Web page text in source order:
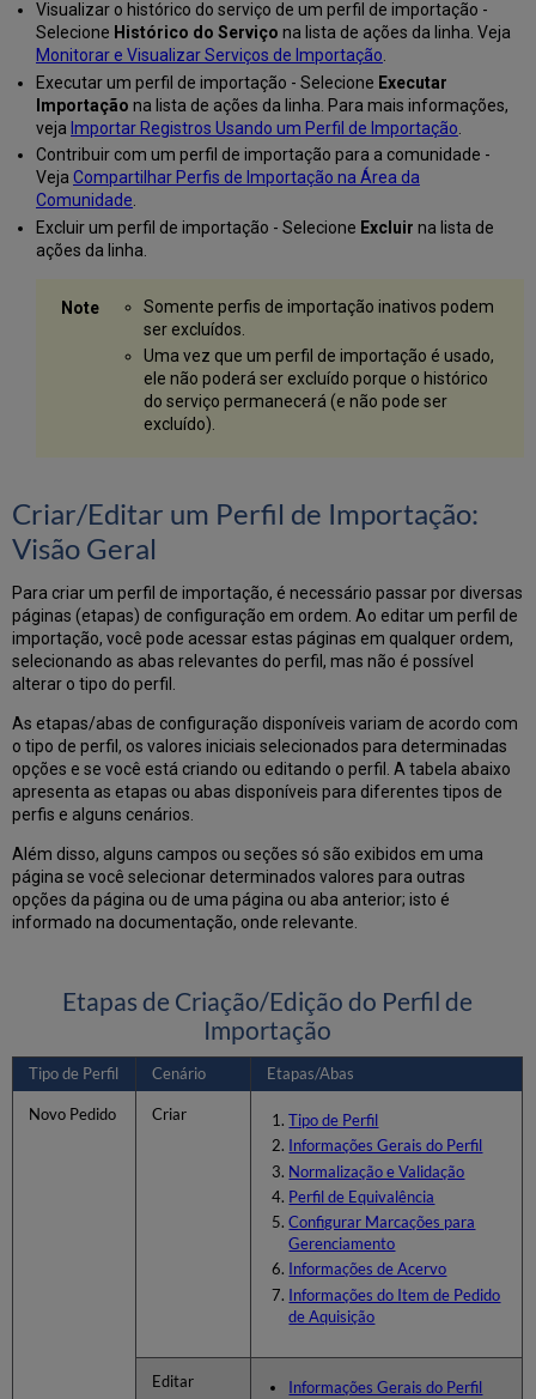
de
Uso:
Criar
um
Perfil
UNIMARC
Exemplo
de
Uso:
Criar
um
Exemplo
Múltiplos
Bibliotecas/Localizações
Exemplo
da
1: Todos
os
subcampos
fazem
parte
de
um
único
campo
de
Exemplo
da
Opção
2: Biblioteca
fazem
parte
um
campo
de
Visualizar o histórico do serviço de um perfil de importação -
Selecione Histórico do Serviço na lista de ações da linha. Veja
Monitorar e Visualizar Serviços de Importação.
Executar um perfil de importação - Selecione Executar
Importação na lista de ações da linha. Para mais informações,
veja Importar Registros Usando um Perfil de Importação
Contribuir com um perfil de importação para a comunidade -
Veja Compartilhar Perfis de Importação na Área da
Comunidade.
Excluir um perfil de importação - Selecione Excluir na lista de
ações da linha.
Somente perfis de importação inativos podem
ser excluídos.
Uma vez que um perfil de importação é usado,
ele não poderá ser excluído porque o histórico
do serviço permanecerá (e não pode ser
excluído).
Criar/Editar um Perfil de Importação:
Visão Geral
Para criar um perfil de importação, é necessário passar por diversas
páginas (etapas) de configuração em ordem. Ao editar um perfil de
importação, você pode acessar estas páginas em qualquer ordem,
selecionando as abas relevantes do perfil, mas não é possível
alterar o tipo do perfil.
As etapas/abas de configuração disponíveis variam de acordo com
o tipo de perfil, os valores iniciais selecionados para determinadas
opções e se você está criando ou editando o perfil. A tabela abaixo
apresenta as etapas ou abas disponíveis para diferentes tipos de
perfis e alguns cenários.
Além disso, alguns campos ou seções só são exibidos em uma
página se você selecionar determinados valores para outras
opções da página ou de uma página ou aba anterior; isto é
informado na documentação, onde relevante.
Etapas de Criação/Edição do Perfil de
Importação
Tipo de Perfil Cenário Etapas/Abas
Novo Pedido Criar
Tipo de Perfil
Informações Gerais do Perfil
Normalização e Validação
Perfil de Equivalência
Configurar Marcações para
Gerenciamento
Informações de Acervo
Informações do Item de Pedido
de Aquisição
Editar
Informações Gerais do Perfil